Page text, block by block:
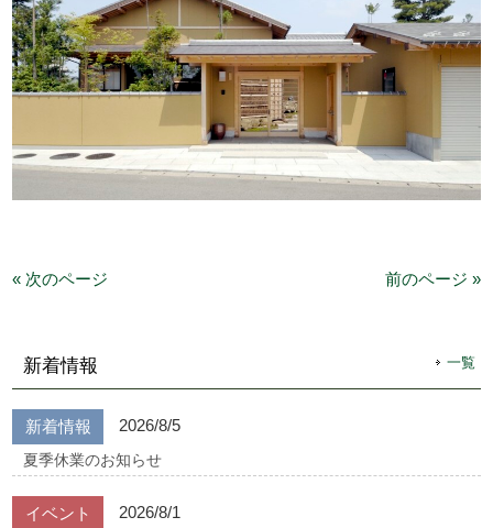
« 次のページ 前のページ »
新着情報 一覧
新着情報 2026/8/5
夏季休業のお知らせ
イベント 2026/8/1